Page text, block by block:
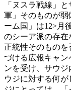
「ヌスラ戦線」
軍」そのものが弱
ーム国」は12>月
のシーア派の存
正統性そのもの
づける広報キャ
ンを受け、サウ
ウジに対する何